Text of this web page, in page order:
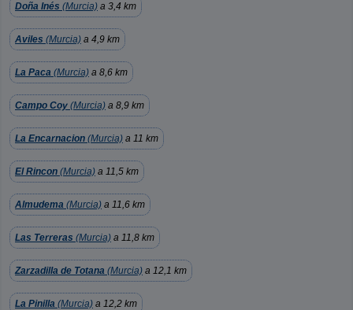
Doña Inés (Murcia) a 3,4 km
Aviles (Murcia) a 4,9 km
La Paca (Murcia) a 8,6 km
Campo Coy (Murcia) a 8,9 km
La Encarnacion (Murcia) a 11 km
El Rincon (Murcia) a 11,5 km
Almudema (Murcia) a 11,6 km
Las Terreras (Murcia) a 11,8 km
Zarzadilla de Totana (Murcia) a 12,1 km
La Pinilla (Murcia) a 12,2 km